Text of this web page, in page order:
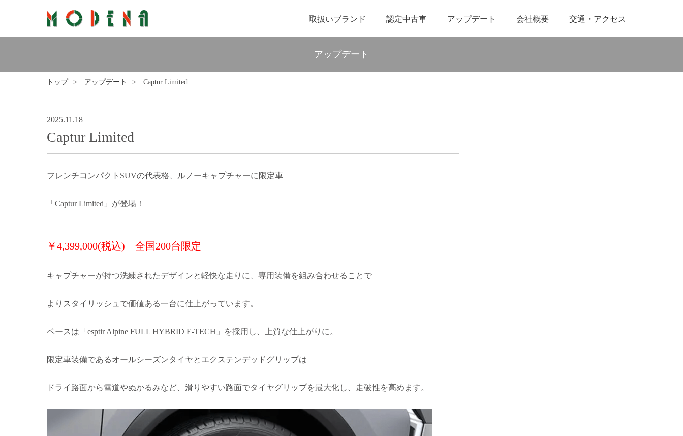
取扱いブランド 認定中古車 アップデート 会社概要 交通・アクセス
アップデート
トップ アップデート Captur Limited
2025.11.18
Captur Limited
フレンチコンパクトSUVの代表格、ルノーキャプチャーに限定車
「 Captur Limited 」が登場！
￥4,399,000(税込) 全国200台限定
キャプチャーが持つ洗練されたデザインと軽快な走りに、専用装備を組み合わせることで
よりスタイリッシュで価値ある一台に仕上がっています。
ベースは「esptir Alpine FULL HYBRID E-TECH」を採用し、上質な仕上がりに。
限定車装備であるオールシーズンタイヤとエクステンデッドグリップは
ドライ路面から雪道やぬかるみなど、滑りやすい路面でタイヤグリップを最大化し、走破性を高めます。